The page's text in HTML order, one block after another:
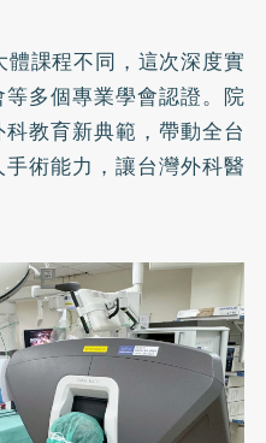
課程不同，這次深度實
多個專業學會認證。院
教育新典範，帶動全台
術能力，讓台灣外科醫